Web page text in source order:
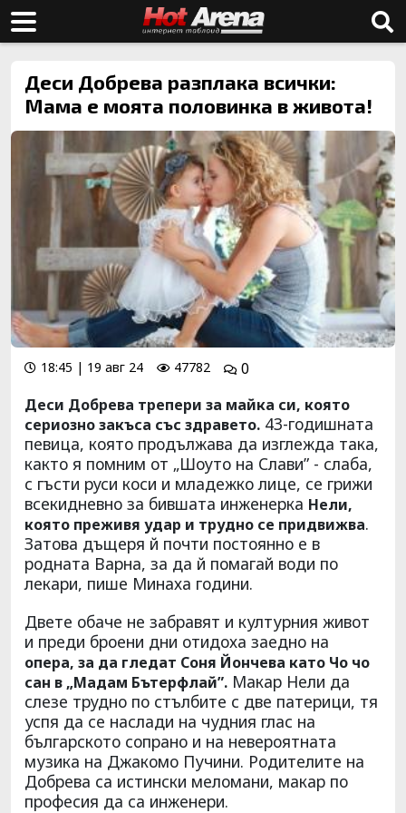
Деси Добрева разплака всички:
Мама е моята половинка в живота!
18:45 | 19 авг 24 47782
0
Деси Добрева трепери за майка си, която
сериозно закъса със здравето. 43-годишната
певица, която продължава да изглежда така,
както я помним от „Шоуто на Слави” - слаба,
с гъсти руси коси и младежко лице, се грижи
всекидневно за бившата инженерка Нели,
която преживя удар и трудно се придвижва.
Затова дъщеря й почти постоянно е в
родната Варна, за да й помагай води по
лекари, пише Минаха години.
Двете обаче не забравят и културния живот
и преди броени дни отидоха заедно на
опера, за да гледат Соня Йончева като Чо чо
сан в „Мадам Бътерфлай”. Макар Нели да
слезе трудно по стълбите с две патерици, тя
успя да се наслади на чудния глас на
българското сопрано и на невероятната
музика на Джакомо Пучини. Родителите на
Добрева са истински меломани, макар по
професия да са инженери.